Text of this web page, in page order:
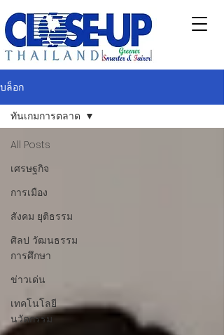
บล็อก
All Posts
เศรษฐกิจ
การเมือง
สังคม ยุติธรรม
ศิลป วัฒนธรรม
การศึกษา
ข่าวเด่น
เทคโนโลยี
นวัตกรรม
ทันเกมการตลาด